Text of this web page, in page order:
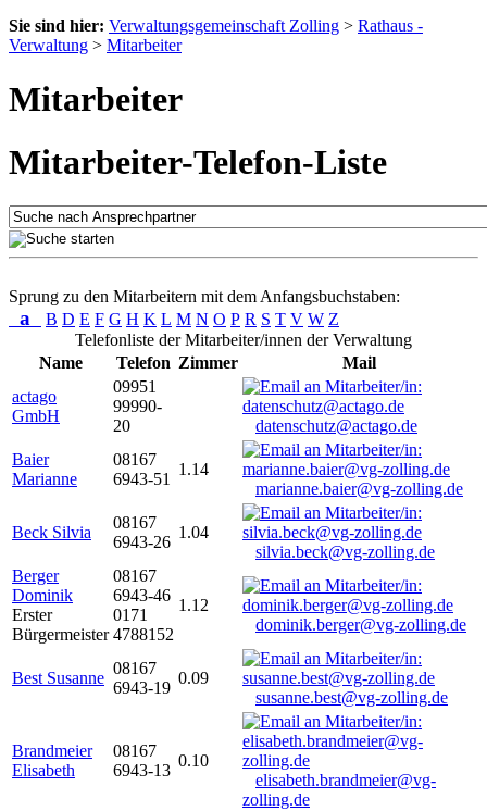
Sie sind hier: Verwaltungsgemeinschaft Zolling > Rathaus -
Verwaltung > Mitarbeiter
Mitarbeiter
Mitarbeiter-Telefon-Liste
Sprung zu den Mitarbeitern mit dem Anfangsbuchstaben:
a B D E F G H K L M N O P R S T V W Z
Telefonliste der Mitarbeiter/innen der Verwaltung
Name
Telefon Zimmer
Mail
actago
GmbH
09951
99990-
20
datenschutz@actago.de
Baier
Marianne
08167
6943-51
1.14
marianne.baier@vg-zolling.de
Beck Silvia
08167
6943-26
1.04
silvia.beck@vg-zolling.de
Berger
Dominik
Erster
Bürgermeister
08167
6943-46
0171
4788152
1.12
dominik.berger@vg-zolling.de
Best Susanne
08167
6943-19
0.09
susanne.best@vg-zolling.de
Brandmeier
Elisabeth
08167
6943-13
0.10
elisabeth.brandmeier@vg-
zolling.de